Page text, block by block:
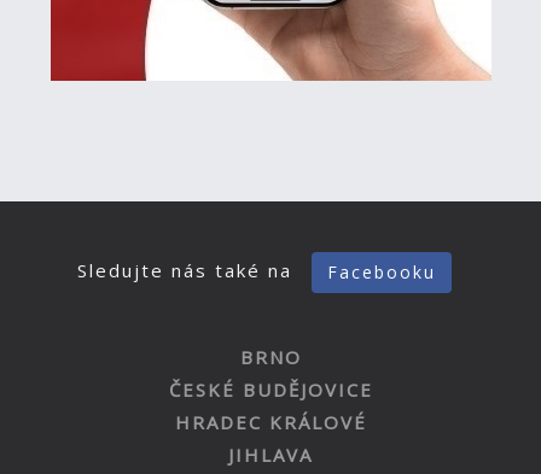
Sledujte nás také na Facebooku
BRNO
ČESKÉ BUDĚJOVICE
HRADEC KRÁLOVÉ
JIHLAVA